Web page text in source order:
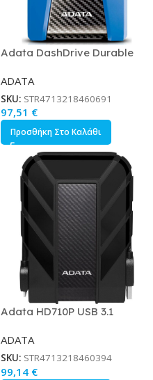
Adata DashDrive Durable
HDD 1TB 2.5 Μπλε
ADATA
SKU: STR4713218460691
97,51 €
Προσθήκη Στο Καλάθι
Adata HD710P USB 3.1
Μαύρο
ADATA
SKU: STR4713218460394
99,14 €